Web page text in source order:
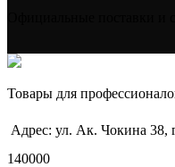
Товары для
Адрес: ул. Ак. Чокина 38,
140000